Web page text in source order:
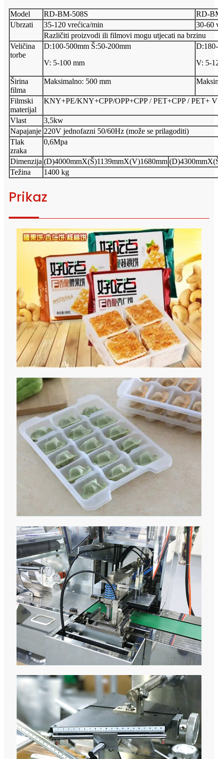
Model RD-BM-508S
RD-
Ubrzati
35-120 vrećica/min
30-60
Različiti proizvodi ili filmovi mogu utjecati na brzinu
Veličina
torbe
D:100-500mm Š:50-200mm
V: 5-100 mm
V: 5-
Širina
filma
Maksimalno: 500 mm
Filmski
materijal
KNY+PE/KNY+CPP/OPP+CPP / PET+CPP / PET+
Vlast
3,5kw
Napajanje 220V jednofazni 50/60Hz (može se prilagoditi)
Tlak
zraka
0,6Mpa
Dimenzija (D)4000mmX(Š)1139mmX(V)1680mm
Težina
1400 kg
Prikaz